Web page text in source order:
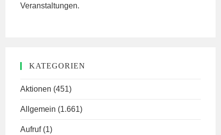
Veranstaltungen.
KATEGORIEN
Aktionen (451)
Allgemein (1.661)
Aufruf (1)